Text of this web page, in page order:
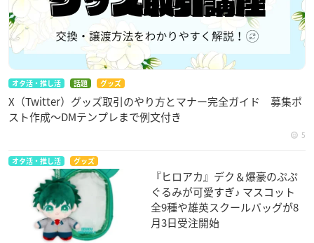
オタ活・推し活 話題 グッズ
X（Twitter）グッズ取引のやり方とマナー完全ガイド 募集ポ
スト作成〜DMテンプレまで例文付き
5
オタ活・推し活 グッズ
『ヒロアカ』デク＆爆豪のぷぷ
ぐるみが可愛すぎ♪ マスコット
全9種や雄英スクールバッグが8
月3日受注開始